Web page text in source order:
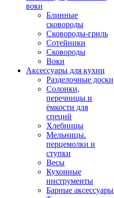
воки
Блинные
сковороды
Сковороды-гриль
Сотейники
Сковороды
Воки
Аксессуары для кухни
Разделочные доски
Солонки,
перечницы и
ёмкости для
специй
Хлебницы
Мельницы.
перцемолки и
ступки
Весы
Кухонные
инструменты
Барные аксессуары